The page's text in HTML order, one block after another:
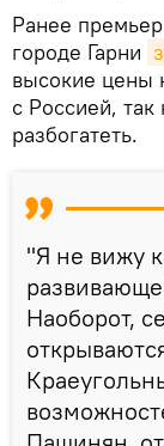
Ранее
городе Гарни
высокие цены
с Россией, так
разбогатеть.
"Я не вижу
Наоборот,